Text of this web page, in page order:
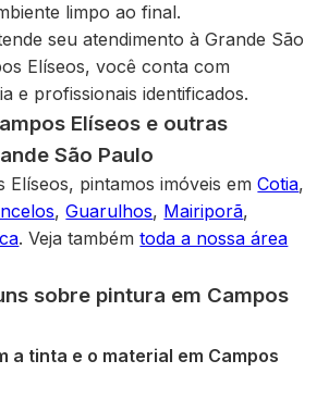
limpo ao final.
seu atendimento à Grande São
Elíseos, você conta com
e profissionais identificados.
Elíseos e outras
São Paulo
Elíseos, pintamos imóveis emCotia,
,Guarulhos, Mairiporã,
. Veja tambémtoda a nossa área
sobre pintura em Campos
a tinta e o material em Campos